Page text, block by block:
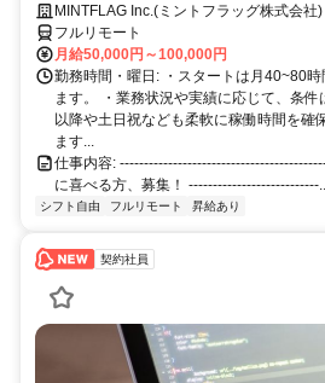
ール事務局《フルリモート》
MINTFLAG Inc.(ミントフラッグ株式会社)
フルリモート
月給50,000円～100,000円
勤務時間・曜日: ・スタートは月40~80
ます。 ・業務状況や実績に応じて、条
以降や土日祝なども柔軟に稼働時間を確
ます...
仕事内容:
に喜べる方、募集！ ---------------------------...
シフト自由 フルリモート 昇給あり
契約社員